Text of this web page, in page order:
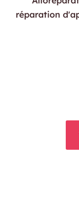
réparation